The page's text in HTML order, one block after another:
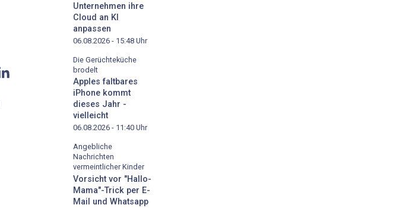
Unternehmen ihre
Cloud an KI
anpassen
06.08.2026 - 15:48 Uhr
Die Gerüchteküche
brodelt
Apples faltbares
iPhone kommt
dieses Jahr -
vielleicht
06.08.2026 - 11:40 Uhr
Angebliche
Nachrichten
vermeintlicher Kinder
Vorsicht vor "Hallo-
Mama"-Trick per E-
Mail und Whatsapp